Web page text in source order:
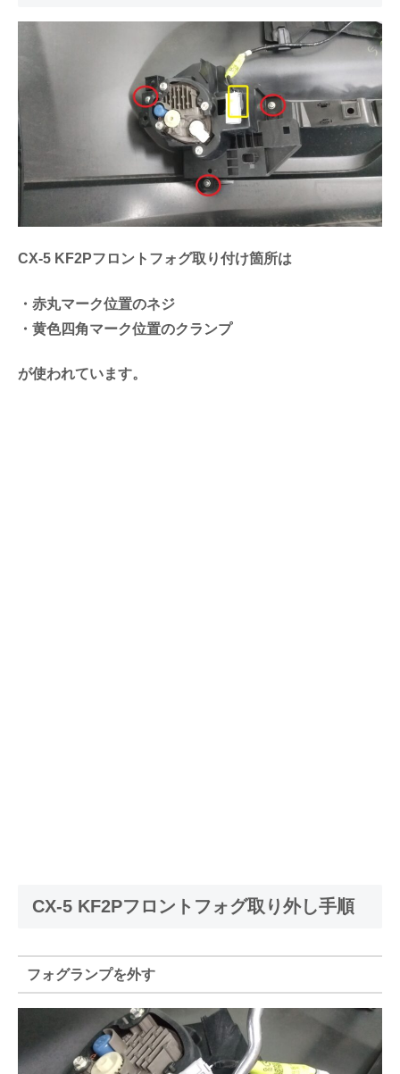
CX-5 KF2Pフロントフォグ取り付け箇所は
・赤丸マーク位置のネジ
・黄色四角マーク位置のクランプ
が使われています。
CX-5 KF2Pフロントフォグ取り外し手順
フォグランプを外す